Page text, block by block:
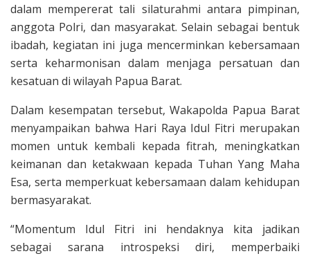
dalam mempererat tali silaturahmi antara pimpinan,
anggota Polri, dan masyarakat. Selain sebagai bentuk
ibadah, kegiatan ini juga mencerminkan kebersamaan
serta keharmonisan dalam menjaga persatuan dan
kesatuan di wilayah Papua Barat.
Dalam kesempatan tersebut, Wakapolda Papua Barat
menyampaikan bahwa Hari Raya Idul Fitri merupakan
momen untuk kembali kepada fitrah, meningkatkan
keimanan dan ketakwaan kepada Tuhan Yang Maha
Esa, serta memperkuat kebersamaan dalam kehidupan
bermasyarakat.
“Momentum Idul Fitri ini hendaknya kita jadikan
sebagai sarana introspeksi diri, memperbaiki